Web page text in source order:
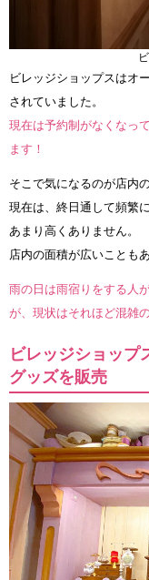
ビレッジショップスはオ
されていました。
現在は予約制がなくなっ
ます！
そこで気になるのが店内
現在は、終日通して頻繁
あまり高くありません。
店内の面積が広いことも
雨の日は雨宿りをする人
が、現状はそれほど混雑
ビレッジショップ
グッズを販売